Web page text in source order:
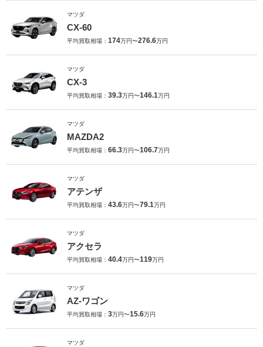
マツダ
CX-60
平均買取相場： 174万円〜276.6万円
マツダ
CX-3
平均買取相場： 39.3万円〜146.1万円
マツダ
MAZDA2
平均買取相場： 66.3万円〜106.7万円
マツダ
アテンザ
平均買取相場： 43.6万円〜79.1万円
マツダ
アクセラ
平均買取相場： 40.4万円〜119万円
マツダ
AZ-ワゴン
平均買取相場： 3万円〜15.6万円
マツダ